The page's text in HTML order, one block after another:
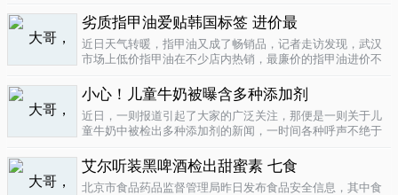
纯牛奶并 不纯 ，呈凝固状，像酸奶。昨日上午，林先生向长
乐工商局12315投..
劣质指甲油爱贴韩国标签 进价最
近日天气转暖，指甲油又成了畅销品，记者走访发现，武汉
市场上低价指甲油在不少店内热销，最廉价的指甲油进价不
渡桥夜市上，不少摊位都有五颜六色的指甲油摆卖。 韩国进
口指甲油只要9元，另一个韩国..
小心！儿童牛奶被曝含多种添加剂
近日，一则报道引起了大家的广泛关注，那便是一则关于儿
童牛奶中被检出多种添加剂的新闻，一时间各种呼声不绝于
慌。 每天一斤奶，强壮中国人 ，到底让儿童强壮起来的是牛
奶，还是添加剂？超市中的儿童牛..
艾尔听装黑啤酒检出甜蜜素 七食
北京市食品药品监督管理局昨日发布食品安全信息，其中食